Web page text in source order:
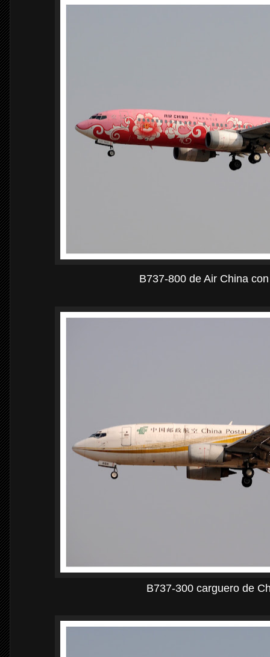
B737-800 de Air China
B737-300 carguero de